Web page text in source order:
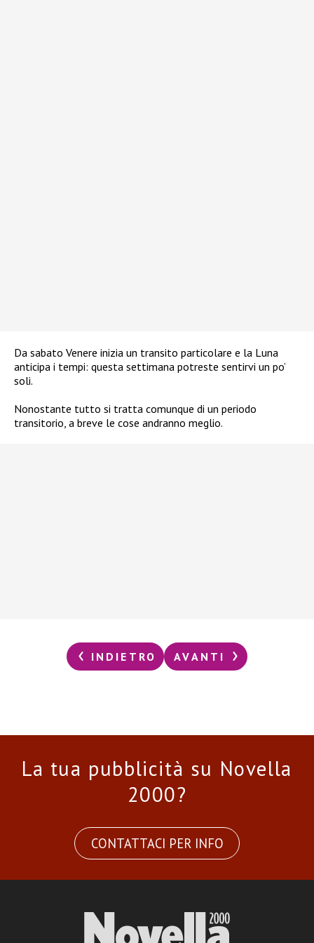
Da sabato Venere inizia un transito particolare e la Luna
anticipa i tempi: questa settimana potreste sentirvi un po’
soli.
Nonostante tutto si tratta comunque di un periodo
transitorio, a breve le cose andranno meglio.
INDIETRO AVANTI
La tua pubblicità su Novella
2000?
CONTATTACI PER INFO